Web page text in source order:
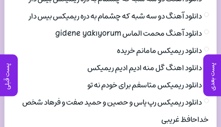
پست بعدی پست قبلی
دانلود آهنگ دو سه شبه که چشمام به دره ریمیکس بیس دار
دانلود آهنگ محمت الماس gidene yakıyorum
دانلود ریمیکس مامانم خریده
دانلود اهنگ گل منه ادیم ادیم ریمیکس
دانلود ریمیکس متاسفم برای خودم نه تو
دانلود ریمیکس رپ یاس و حصین و حمید صفت و فرهاد شخص
خداحافظ غریبی